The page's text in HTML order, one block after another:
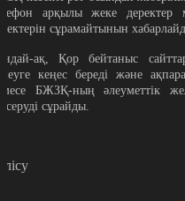
арқылы жеке деректер
сұрамайтынын
ақ, Қор бейтаныс
кеңес береді және
БЖЗҚ-ның әлеуметтік
сұрайды.